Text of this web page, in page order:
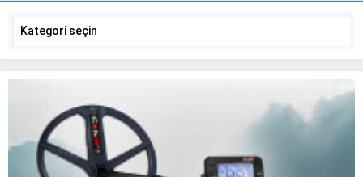
Kategoriler